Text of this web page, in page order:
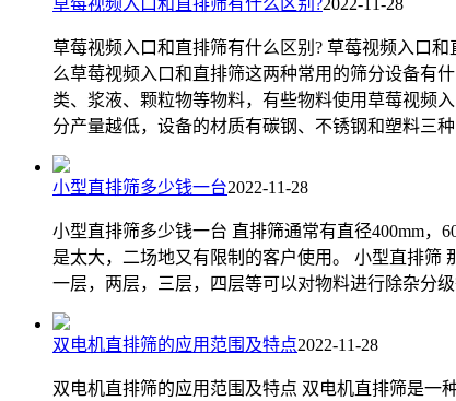
草莓视频入口和直排筛有什么区别? 草莓视频入口
么草莓视频入口和直排筛这两种常用的筛分设备有
类、浆液、颗粒物等物料，有些物料使用草莓视频
分产量越低，设备的材质有碳钢、不锈钢和塑料三
小型直排筛多少钱一台2022-11-28
小型直排筛多少钱一台 直排筛通常有直径400mm，
是太大，二场地又有限制的客户使用。 小型直排筛
一层，两层，三层，四层等可以对物料进行除杂分
双电机直排筛的应用范围及特点2022-11-28
双电机直排筛的应用范围及特点 双电机直排筛是一